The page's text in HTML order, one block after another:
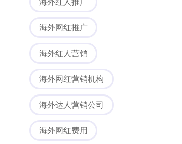
海外社媒代运营
海外红人推广
海外网红推广
海外红人营销
海外网红营销机构
海外达人营销公司
海外网红费用